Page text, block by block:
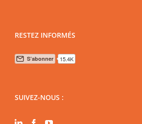
RESTEZ INFORMÉS
SUIVEZ-NOUS :